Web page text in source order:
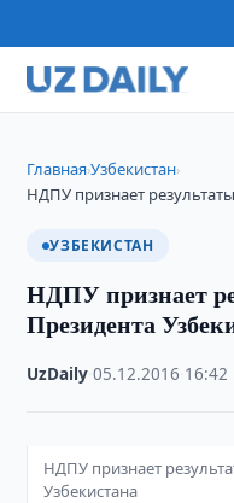
Главная›Узбекистан›
НДПУ признает
УЗБЕКИСТАН
НДПУ признает
Президента
UzDaily ·05.12.2016 16:42
НДПУ признает
Узбекистана